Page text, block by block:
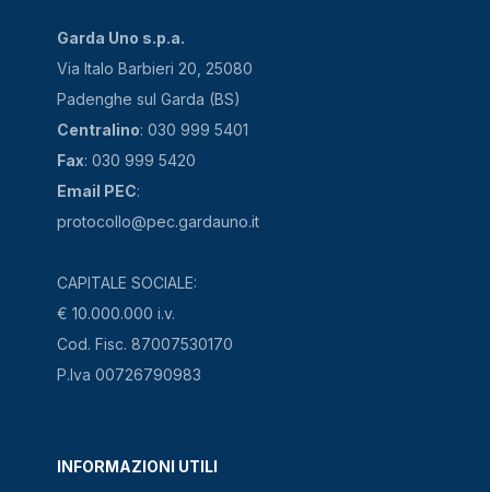
Garda Uno s.p.a.
Via Italo Barbieri 20, 25080
Padenghe sul Garda (BS)
Centralino: 030 999 5401
Fax: 030 999 5420
Email PEC:
protocollo@pec.gardauno.it
CAPITALE SOCIALE:
€ 10.000.000 i.v.
Cod. Fisc. 87007530170
P.Iva 00726790983
INFORMAZIONI UTILI